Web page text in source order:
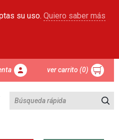
su uso. Quiero saber más
ver carrito (0)